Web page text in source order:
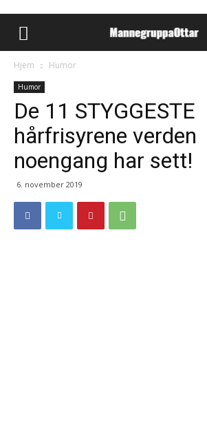
Hjem Humor
Humor
De 11 STYGGESTE
hårfrisyrene verden
noengang har sett!
6. november 2019